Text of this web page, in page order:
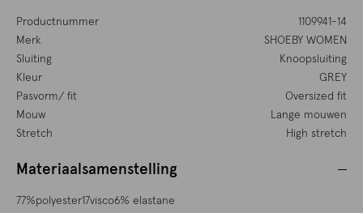
Productnummer
1109941-14
Merk
SHOEBY WOMEN
Sluiting
Knoopsluiting
Kleur
GREY
Pasvorm/ fit
Oversized fit
Mouw
Lange mouwen
Stretch
High stretch
Materiaalsamenstelling
77%polyester17visco6% elastane